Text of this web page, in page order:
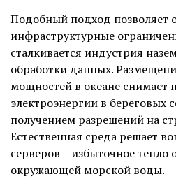
Подобный подход позволяет
инфраструктурные
сталкивается индустрия
обработки данных.
мощностей в океане снимает
электроэнергии в береговых
получением разрешений на
Естественная среда решает
серверов – избыточное
окружающей морской воды.